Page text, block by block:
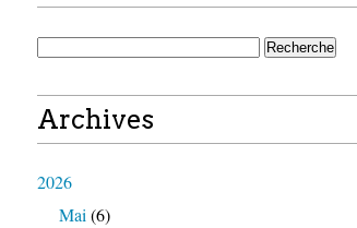
Archives
2026
Mai (6)